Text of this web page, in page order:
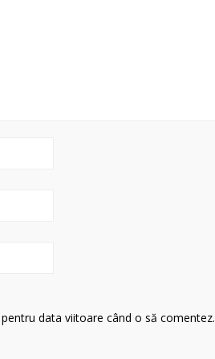
data viitoare când o să comentez.